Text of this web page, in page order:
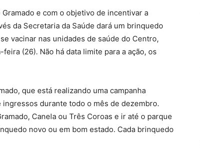
e com o objetivo de incentivar a
da Secretaria da Saúde dará um brinquedo
vacinar nas unidades de saúde do Centro,
(26). Não há data limite para a ação, os
que está realizando uma campanha
durante todo o mês de dezembro.
Canela ou Três Coroas e ir até o parque
novo ou em bom estado. Cada brinquedo